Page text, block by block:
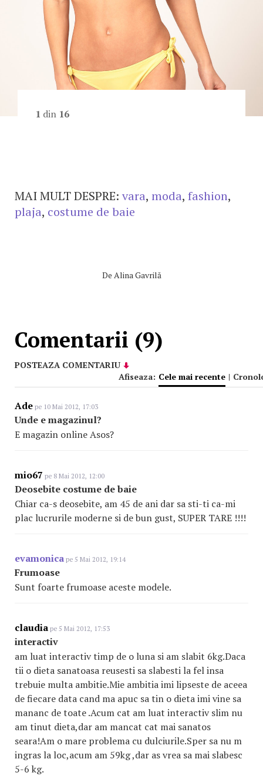
1 din 16
MAI MULT DESPRE: vara, moda, fashion,
plaja, costume de baie
De Alina Gavrilă
Comentarii (9)
POSTEAZA COMENTARIU
Afiseaza: Cele mai recente |
Ade pe 10 Mai 2012, 17:03
Unde e magazinul?
E magazin online Asos?
mio67 pe 8 Mai 2012, 12:00
Deosebite costume de baie
Chiar ca-s deosebite, am 45 de ani dar sa sti-ti ca-mi
plac lucrurile moderne si de bun gust, SUPER TARE !!!!
evamonica pe 5 Mai 2012, 19:14
Frumoase
Sunt foarte frumoase aceste modele.
claudia pe 5 Mai 2012, 17:53
interactiv
am luat interactiv timp de o luna si am slabit 6kg.Daca
tii o dieta sanatoasa reusesti sa slabesti la fel insa
trebuie multa ambitie.Mie ambitia imi lipseste de aceea
de fiecare data cand ma apuc sa tin o dieta imi vine sa
mananc de toate .Acum cat am luat interactiv slim nu
am tinut dieta,dar am mancat cat mai sanatos
seara!Am o mare problema cu dulciurile.Sper sa nu m
ingras la loc,acum am 59kg ,dar as vrea sa mai slabesc
5-6 kg.